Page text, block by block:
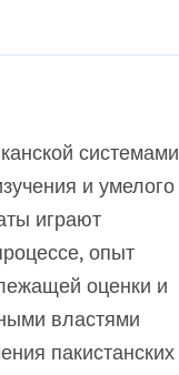
системами
и умелого
играют
опыт
оценки и
властями
пакистанских